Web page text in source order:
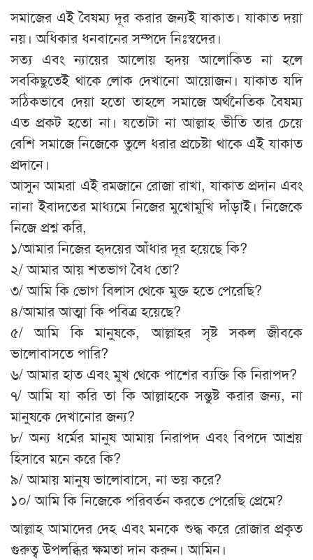
সমাজের এই বৈষম্য দূর করার জন্যই যাকাত। যাকাত দয়া
নয়। অধিকার ধনবানের সম্পদে নিঃস্বদের।
সত্য এবং ন্যায়ের আলোয় হৃদয় আলোকিত না হলে
সবকিছুতেই থাকে লোক দেখানো আয়োজন। যাকাত যদি
সঠিকভাবে দেয়া হতো তাহলে সমাজে অর্থনৈতিক বৈষম্য
এত প্রকট হতো না। যতোটা না আল্লাহ ভীতি তার চেয়ে
বেশি সমাজে নিজেকে তুলে ধরার প্রচেষ্টা থাকে এই যাকাত
প্রদানে।
আসুন আমরা এই রমজানে রোজা রাখা, যাকাত প্রদান এবং
নানা ইবাদতের মাধ্যমে নিজের মুখোমুখি দাঁড়াই। নিজেকে
নিজে প্রশ্ন করি,
১/আমার নিজের হৃদয়ের আঁধার দূর হয়েছে কি?
২/ আমার আয় শতভাগ বৈধ তো?
৩/ আমি কি ভোগ বিলাস থেকে মুক্ত হতে পেরেছি?
৪/আমার আত্মা কি পবিত্র হয়েছে?
৫/ আমি কি মানুষকে, আল্লাহর সৃষ্ট সকল জীবকে
ভালোবাসতে পারি?
৬/ আমার হাত এবং মুখ থেকে পাশের ব্যক্তি কি নিরাপদ?
৭/ আমি যা করি তা কি আল্লাহকে সন্তুষ্ট করার জন্য, না
মানুষকে দেখানোর জন্য?
৮/ অন্য ধর্মের মানুষ আমায় নিরাপদ এবং বিপদে আশ্রয়
হিসাবে মনে করে কি?
৯/ আমায় মানুষ ভালোবাসে, না ভয় করে?
১০/ আমি কি নিজেকে পরিবর্তন করতে পেরেছি প্রেমে?
আল্লাহ আমাদের দেহ এবং মনকে শুদ্ধ করে রোজার প্রকৃত
গুরুত্ব উপলব্ধির ক্ষমতা দান করুন। আমিন।